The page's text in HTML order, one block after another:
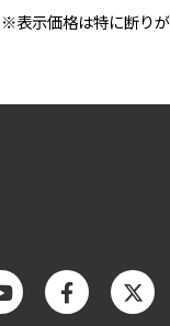
※表示価格は特に断り